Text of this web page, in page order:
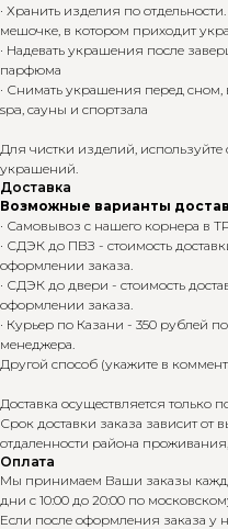
· Хранить изделия по
мешочке, в котором приходит
· Надевать украшения после
парфюма
· Снимать украшения перед
spa, сауны и спортзала
Для чистки изделий,
украшений.
Доставка
Возможные варианты
· Самовывоз с нашего корнера в
· СДЭК до ПВЗ - стоимость
оформлении заказа.
· СДЭК до двери - стоимость
оформлении заказа.
· Курьер по Казани - 350 рублей
менеджера.
Другой способ (укажите в
Доставка осуществляется только
Срок доставки заказа зависит от
отдаленности района
Оплата
Мы принимаем Ваши заказы
дни с 10:00 до 20:00 по
Если после оформления заказа у